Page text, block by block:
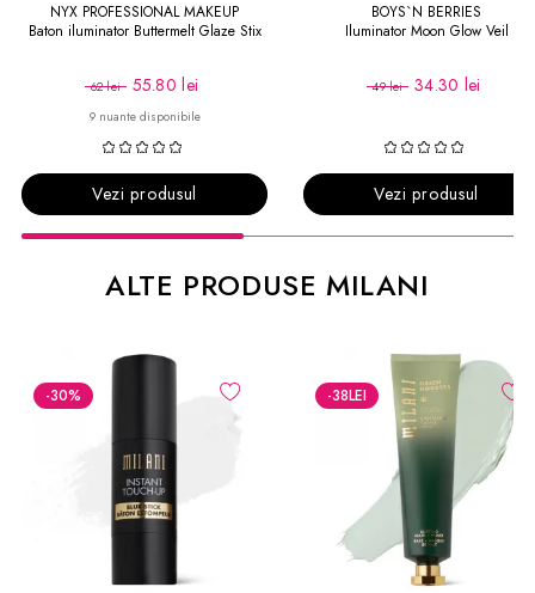
NYX PROFESSIONAL MAKEUP
Baton iluminator Buttermelt Glaze Stix
62 lei 55.80 lei
9 nuante disponibile
Vezi produsul
BOYS`N BERRIES
Iluminator Moon Glow Veil
49 lei 34.30 lei
Vezi produsul
ALTE PRODUSE MILANI
-30% -38LEI